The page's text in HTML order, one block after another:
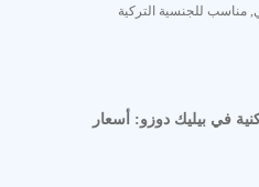
التجارية: 12 وحدة تجارية بعلامات معروفة
مغلقة وآمنة مخصّصة
للجنسية التركية
في بيليك دوزو: أسعار